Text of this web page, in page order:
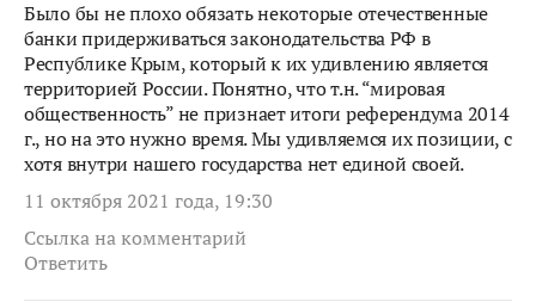
Было бы не плохо обязать некоторые отечественные
банки придерживаться законодательства РФ в
Республике Крым, который к их удивлению является
территорией России. Понятно, что т.н. “мировая
общественность” не признает итоги референдума 2014
г., но на это нужно время. Мы удивляемся их позиции, c
хотя внутри нашего государства нет единой своей.
11 октября 2021 года, 19:30
Ссылка на комментарий
Ответить